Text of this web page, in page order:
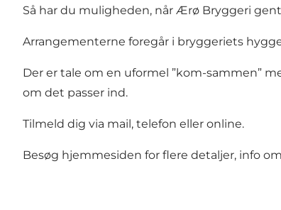
Så har du muligheden, når Ærø Bryggeri
Arrangementerne foregår i bryggeriets
Der er tale om en uformel ”kom-sammen”
om det passer ind.
Tilmeld dig via mail, telefon eller online.
Besøg hjemmesiden for flere detaljer, info